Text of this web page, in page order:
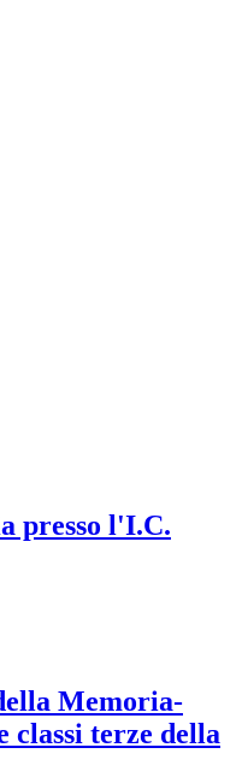
presso l'I.C.
Memoria-
classi terze della